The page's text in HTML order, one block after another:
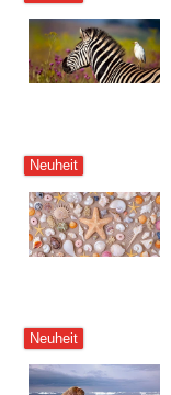
Neuheit
Neuheit